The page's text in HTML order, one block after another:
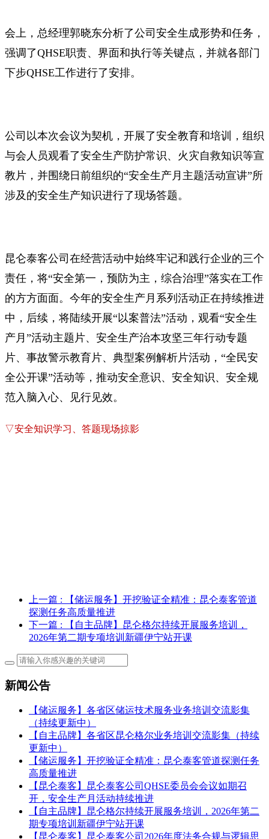
会上，总经理郭晓东分析了公司安全生成形势和任务，
强调了QHSE职责、界面和执行等关键点，并就各部门
下步QHSE工作进行了安排。
公司以本次会议为契机，开展了安全教育和培训，组织
与会人员观看了安全生产防护常识、火灾自救知识等宣
教片，并围绕日前组织的“安全生产月主题活动宣讲”所
涉及的安全生产知识进行了现场答题。
昆仑泰客公司在经营活动中始终牢记和践行企业的三个
责任，将“安全第一，预防为主，综合治理”落实在工作
的方方面面。今年的安全生产月系列活动正在持续推进
中，后续，将陆续开展“以案普法”活动，观看“安全生
产月”活动主题片、安全生产治本攻坚三年行动专题
片、事故警示教育片、典型案例解析片活动，“全民安
全公开课”活动等，推动安全意识、安全知识、安全规
范入脑入心、见行见效。
▽安全知识学习、答题现场掠影
上一篇 : 【储运服务】开挖验证全精准：昆仑泰客管道
探测任务高质量推进
下一篇 : 【自主品牌】昆仑格尔持续开展服务培训，
2026年第二期专项培训新疆伊宁站开课
新闻公告
【储运服务】各省区储运技术服务业务培训交流影集
（持续更新中）
【自主品牌】各省区昆仑格尔业务培训交流影集（持续
更新中）
【储运服务】开挖验证全精准：昆仑泰客管道探测任务
高质量推进
【昆仑泰客】昆仑泰客公司QHSE委员会会议如期召
开，安全生产月活动持续推进
【自主品牌】昆仑格尔持续开展服务培训，2026年第二
期专项培训新疆伊宁站开课
【昆仑泰客】昆仑泰客公司2026年度法务合规与逻辑思